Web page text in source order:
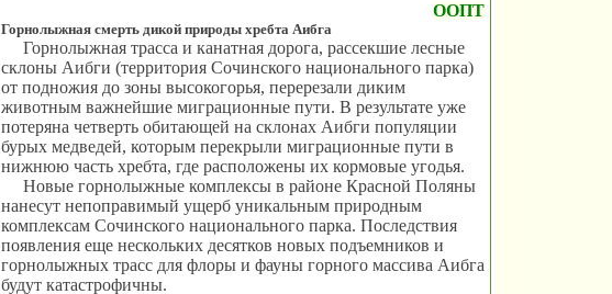
ООПТ
Горнолыжная смерть дикой природы хребта Аибга
Горнолыжная трасса и канатная дорога, рассекшие лесные
склоны Аибги (территория Сочинского национального парка)
от подножия до зоны высокогорья, перерезали диким
животным важнейшие миграционные пути. В результате уже
потеряна четверть обитающей на склонах Аибги популяции
бурых медведей, которым перекрыли миграционные пути в
нижнюю часть хребта, где расположены их кормовые угодья.
Новые горнолыжные комплексы в районе Красной Поляны
нанесут непоправимый ущерб уникальным природным
комплексам Сочинского национального парка. Последствия
появления еще нескольких десятков новых подъемников и
горнолыжных трасс для флоры и фауны горного массива Аибга
будут катастрофичны.